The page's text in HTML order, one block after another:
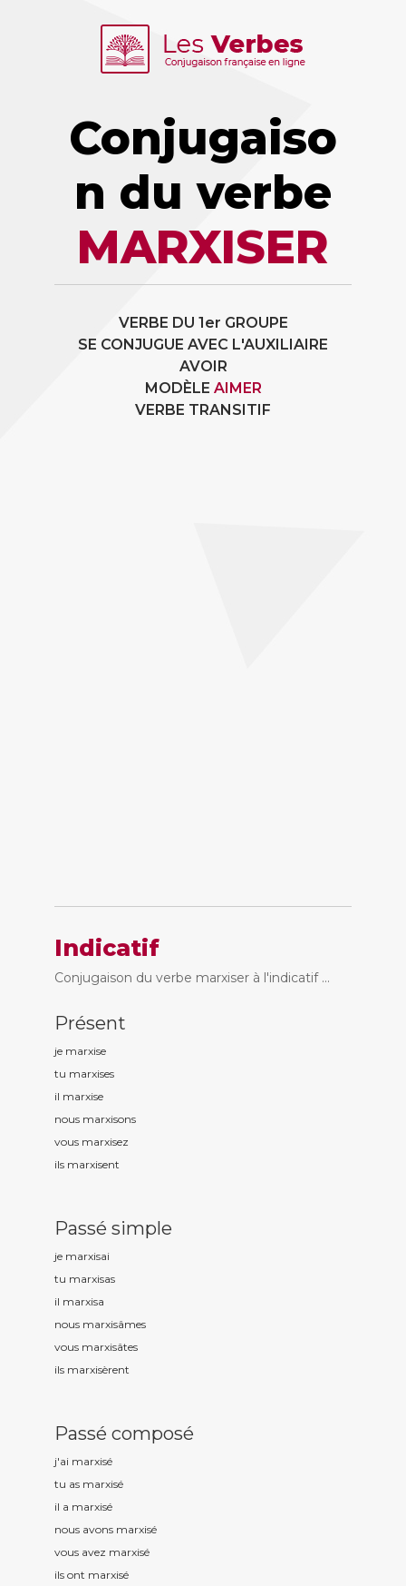
Conjugaiso
n du verbe
MARXISER
VERBE DU 1er GROUPE
SE CONJUGUE AVEC L'AUXILIAIRE
AVOIR
MODÈLE AIMER
VERBE TRANSITIF
Indicatif
Conjugaison du verbe marxiser à l'indicatif ...
Présent
je marxise
tu marxises
il marxise
nous marxisons
vous marxisez
ils marxisent
Passé simple
je marxisai
tu marxisas
il marxisa
nous marxisâmes
vous marxisâtes
ils marxisèrent
Passé composé
j'ai marxisé
tu as marxisé
il a marxisé
nous avons marxisé
vous avez marxisé
ils ont marxisé